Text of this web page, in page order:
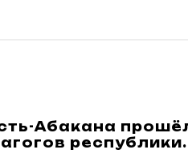
Абакана
республики.